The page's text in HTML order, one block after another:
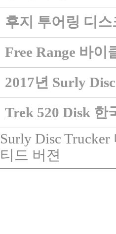
후지 투어링 디
Free Range 바이
2017년 Surly
Trek 520 Disk 한
Surly Disc
티드 버젼